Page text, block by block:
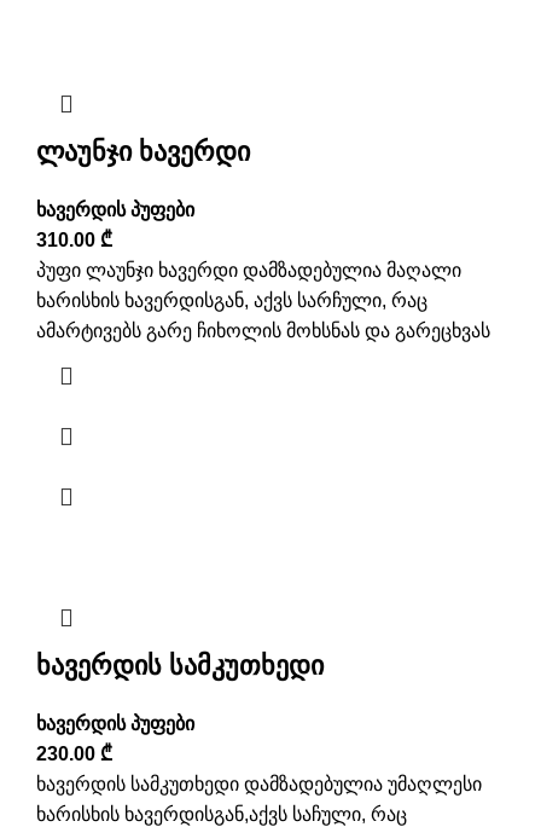
ლაუნჯი ხავერდი
ხავერდის პუფები
310.00 ₾
პუფი ლაუნჯი ხავერდი დამზადებულია მაღალი
ხარისხის ხავერდისგან, აქვს სარჩული, რაც
ამარტივებს გარე ჩიხოლის მოხსნას და გარეცხვას
ხავერდის სამკუთხედი
ხავერდის პუფები
230.00 ₾
ხავერდის სამკუთხედი დამზადებულია უმაღლესი
ხარისხის ხავერდისგან,აქვს საჩული, რაც